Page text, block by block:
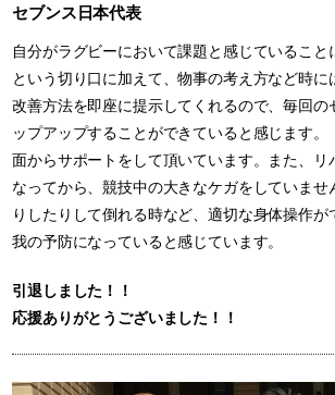
セブンス日本代表
自分がラグビーにおいて課題と感じていること
という切り口に加えて、物事の考え方など時に
改善方法を即座に提示してくれるので、毎回の
ップアップすることができていると感じます。
面からサポートをして頂いています。また、リ
なってから、競技中の大きなケガをしていませ
りしたりして倒れる時など、適切な身体操作が
我の予防になっていると感じています。
引退しました！！
応援ありがとうございました！！